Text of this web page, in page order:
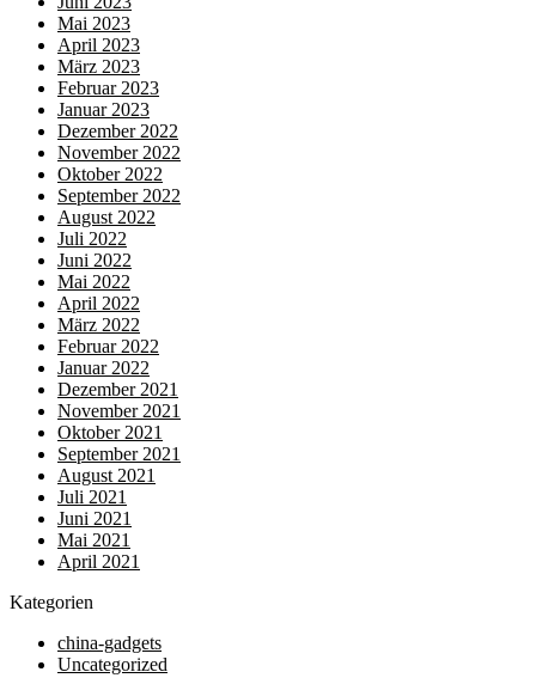
Mai 2023
April 2023
März 2023
Februar 2023
Januar 2023
Dezember 2022
November 2022
Oktober 2022
September 2022
August 2022
Juli 2022
Juni 2022
Mai 2022
April 2022
März 2022
Februar 2022
Januar 2022
Dezember 2021
November 2021
Oktober 2021
September 2021
August 2021
Juli 2021
Juni 2021
Mai 2021
April 2021
Kategorien
china-gadgets
Uncategorized